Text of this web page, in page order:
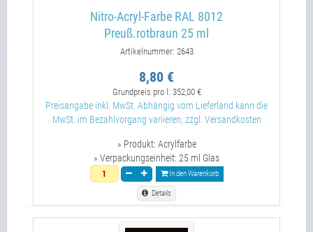
Nitro-Acryl-Farbe RAL 8012
Preuß.rotbraun 25 ml
Artikelnummer: 2643
8,80 €
Grundpreis pro l: 352,00 €
Preisangabe inkl. MwSt. Abhängig vom Lieferland kann die
MwSt. im Bezahlvorgang variieren; zzgl. Versandkosten
» Produkt: Acrylfarbe
» Verpackungseinheit: 25 ml Glas
In den Warenkorb
Details